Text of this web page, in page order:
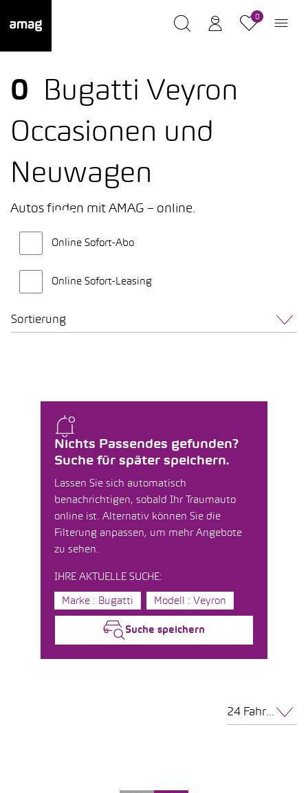
0
0
Bugatti Veyron
Occasionen und
Neuwagen
Autos finden mit AMAG – online.
Online Sofort-Abo
Online Sofort-Leasing
Sortierung
Nichts Passendes gefunden?
Suche für später speichern.
Lassen Sie sich automatisch
benachrichtigen, sobald Ihr Traumauto
online ist. Alternativ können Sie die
Filterung anpassen, um mehr Angebote
zu sehen.
IHRE AKTUELLE SUCHE:
Marke : Bugatti Modell : Veyron
Suche speichern
24 Fahrzeuge pro Seite